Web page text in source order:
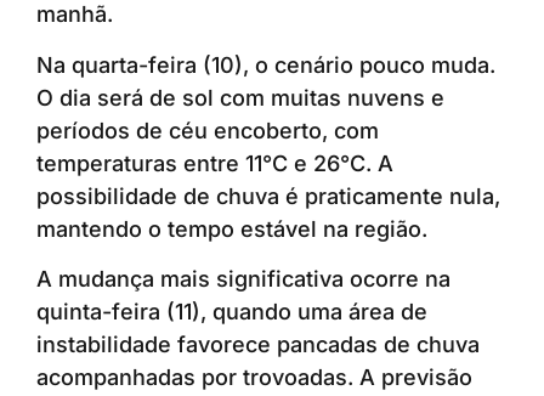
manhã.
Na quarta-feira (10), o cenário pouco muda.
O dia será de sol com muitas nuvens e
períodos de céu encoberto, com
temperaturas entre 11°C e 26°C. A
possibilidade de chuva é praticamente nula,
mantendo o tempo estável na região.
A mudança mais significativa ocorre na
quinta-feira (11), quando uma área de
instabilidade favorece pancadas de chuva
acompanhadas por trovoadas. A previsão